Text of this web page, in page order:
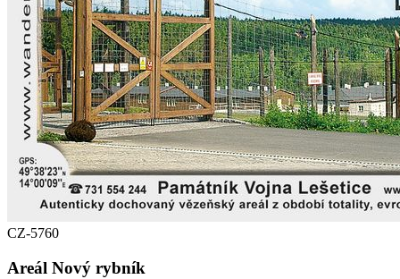
CZ-5760
Areál Nový rybník